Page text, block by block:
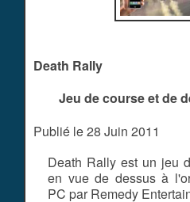
Death Rally
Jeu de course et de
Publié le 28 Juin 2011
Death Rally est un jeu
en vue de dessus à
PC par Remedy